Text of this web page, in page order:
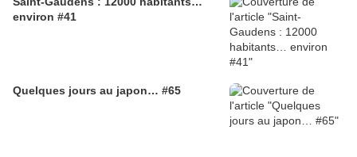
environ #41
Quelques jours au japon… #65